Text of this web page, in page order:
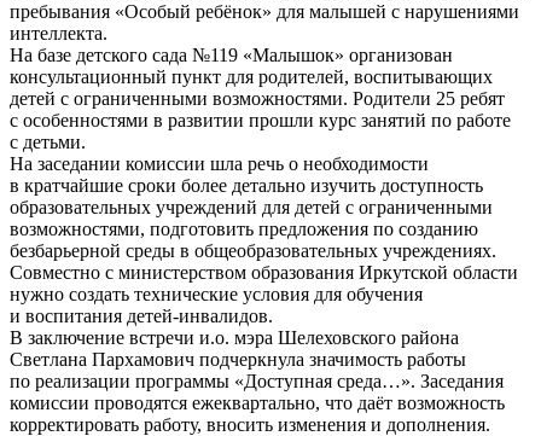
пребывания «Особый ребёнок» для малышей с нарушениями
интеллекта.
На базе детского сада №119 «Малышок» организован
консультационный пункт для родителей, воспитывающих
детей с ограниченными возможностями. Родители 25 ребят
с особенностями в развитии прошли курс занятий по работе
с детьми.
На заседании комиссии шла речь о необходимости
в кратчайшие сроки более детально изучить доступность
образовательных учреждений для детей с ограниченными
возможностями, подготовить предложения по созданию
безбарьерной среды в общеобразовательных учреждениях.
Совместно с министерством образования Иркутской области
нужно создать технические условия для обучения
и воспитания детей-инвалидов.
В заключение встречи и.о. мэра Шелеховского района
Светлана Пархамович подчеркнула значимость работы
по реализации программы «Доступная среда…». Заседания
комиссии проводятся ежеквартально, что даёт возможность
корректировать работу, вносить изменения и дополнения.